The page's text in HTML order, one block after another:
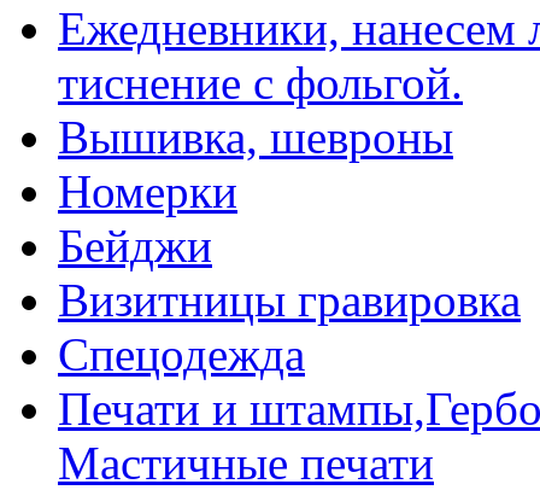
Ежедневники, нанесем
тиснение с фольгой.
Вышивка, шевроны
Номерки
Бейджи
Визитницы гравировка
Спецодежда
Печати и
Мастичные печати